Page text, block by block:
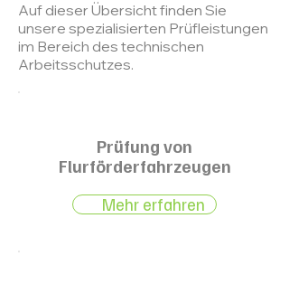
Auf dieser Übersicht finden Sie
unsere spezialisierten Prüfleistungen
im Bereich des technischen
Arbeitsschutzes.
Prüfung von
Flurförderfahrzeugen
Mehr erfahren